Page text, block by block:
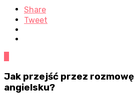
Share
Tweet
Jak przejść przez
angielsku?